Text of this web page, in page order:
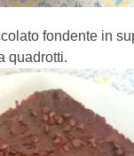
fondente in
quadrotti.